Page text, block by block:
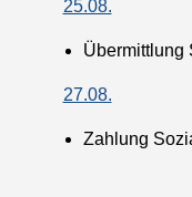
25.08.
Übermittlung
27.08.
Zahlung